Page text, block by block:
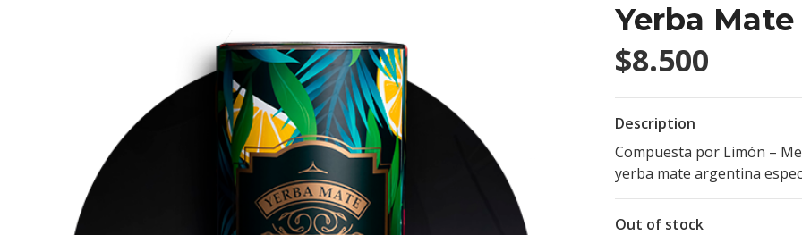
Yerba
$8.500
Description
Compuesta por Limón –
yerba mate argentina
Out of stock